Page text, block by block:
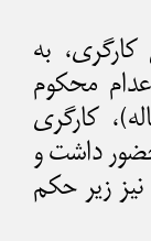
فعال کارگری، به
محکوم
عباس دریس (۵۲ ساله)، کارگری
در اعتراضات آبان ۹۸ حضور داشت و
زیر حکم